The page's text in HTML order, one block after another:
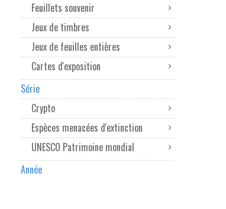
Feuillets souvenir
Jeux de timbres
Jeux de feuilles entières
Cartes d'exposition
Série
Crypto
Espèces menacées d'extinction
UNESCO Patrimoine mondial
Année